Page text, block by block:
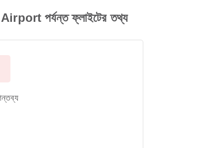
পর্যন্ত ফ্লাইটের তথ্য